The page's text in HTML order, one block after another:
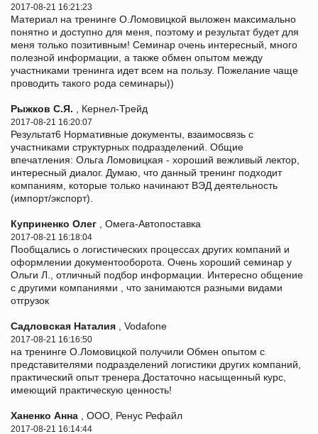
2017-08-21 16:21:23
Материал на тренинге О.Ломовицкой выложен максимально
понятно и доступно для меня, поэтому и результат будет для
меня только позитивным! Семинар очень интересный, много
полезной информации, а также обмен опытом между
участниками тренинга идет всем на пользу. Пожелание чаще
проводить такого рода семинары))
Рыжков С.Я. , Кернел-Трейд
2017-08-21 16:20:07
Результат6 Нормативные документы, взаимосвязь с
участниками структурных подразделений. Общие
впечатления: Ольга Ломовицкая - хороший вежливый лектор,
интересный диалог. Думаю, что данный тренинг подходит
компаниям, которые только начинают ВЭД деятельность
(импорт/экспорт).
Куприненко Олег , Омега-Автопоставка
2017-08-21 16:18:04
Пообщались о логистических процессах других компаний и
оформлении документооборота. Очень хороший семинар у
Ольги Л., отличный подбор информации. Интересно общение
с другими компаниями , что занимаются разными видами
отгрузок
Садловская Наталия , Vodafone
2017-08-21 16:16:50
на тренинге О.Ломовицкой получили Обмен опытом с
представителями подразделений логистики других компаний,
практический опыт тренера.Достаточно насыщенный курс,
имеющий практическую ценность!
Ханенко Анна , ООО, Ренус Рефайл
2017-08-21 16:14:44